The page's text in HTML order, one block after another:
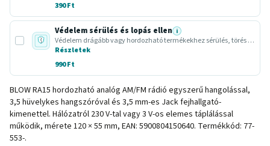
390 Ft
Védelem sérülés és lopás ellen i
Védelem drágább vagy hordozható termékekhez sérülés, törés vagy lopás esetére.
Részletek
990 Ft
BLOW RA15 hordozható analóg AM/FM rádió egyszerű hangolással,
3,5 hüvelykes hangszóróval és 3,5 mm-es Jack fejhallgató-
kimenettel. Hálózatról 230 V-tal vagy 3 V-os elemes táplálással
működik, mérete 120 × 55 mm, EAN: 5900804150640. Termékkód: 77-
553-.